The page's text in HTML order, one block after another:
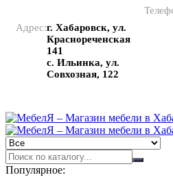
Адрес:г. Хабаровск, ул.
Краснореченская
141
с. Ильинка, ул.
Совхозная, 122
Популярное: